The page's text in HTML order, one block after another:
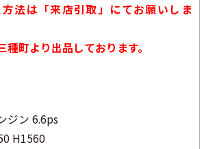
法は「来店引取」にてお願いしま
種町より出品しております。
ジン 6.6ps
H1560